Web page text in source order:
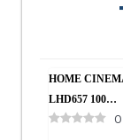
HOME
LHD657 100…
0